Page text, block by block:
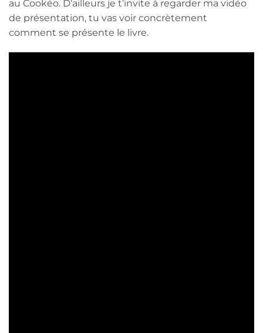
au Cookéo. D’ailleurs je t’invite à regarder ma vidéo
de présentation, tu vas voir concrètement
comment se présente le livre.